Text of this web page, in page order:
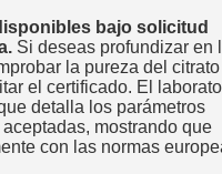
bajo solicitud
Si deseas profundizar en
la pureza del
el certificado. El
detalla los parámetros
mostrando que
con las normas